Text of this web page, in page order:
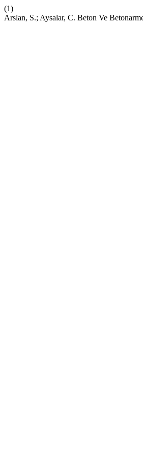
(1)
Arslan, S.; Aysalar, C. Beton Ve